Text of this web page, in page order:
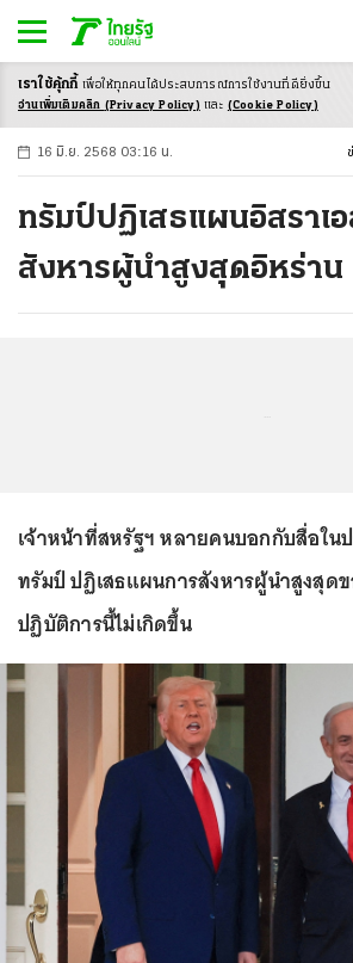
-ก ก ก+
16 มิ.ย. 2568 03:16 น.
ทรัมป์ปฏิเสธแผนอิสราเ
สังหารผู้นำสูงสุดอิหร่าน
เจ้าหน้าที่สหรัฐฯ หลายคนบอกกับสื่อใน
ทรัมป์ ปฏิเสธแผนการสังหารผู้นำสูงสุด
ปฏิบัติการนี้ไม่เกิดขึ้น
เราใช้คุ้กกี้ เพื่อให้ทุกคนได้ประสบการณ์การใช้งานที่ดียิ่งขึ้น
อ่านเพิ่มเติมคลิก (Privacy Policy) และ (Cookie Policy)